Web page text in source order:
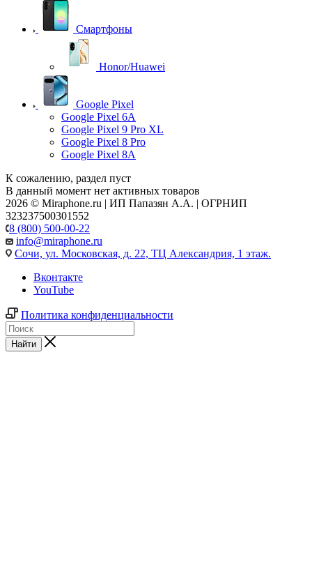
Смартфоны
Honor/Huawei
Google Pixel
Google Pixel 6A
Google Pixel 9 Pro XL
Google Pixel 8 Pro
Google Pixel 8A
К сожалению, раздел пуст
В данный момент нет активных товаров
2026 © Miraphone.ru | ИП Папазян А.А. | ОГРНИП
323237500301552
8 (800) 500-00-22
info@miraphone.ru
Сочи, ул. Московская, д. 22, ТЦ Александрия, 1 этаж.
Вконтакте
YouTube
Политика конфиденциальности
Найти